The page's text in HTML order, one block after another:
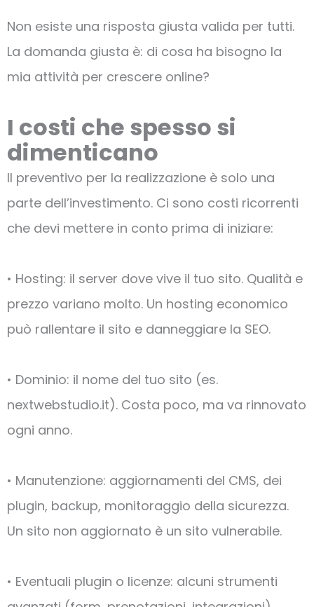
Non esiste una risposta giusta valida per tutti.
La domanda giusta è: di cosa ha bisogno la
mia attività per crescere online?
I costi che spesso si
dimenticano
Il preventivo per la realizzazione è solo una
parte dell’investimento. Ci sono costi ricorrenti
che devi mettere in conto prima di iniziare:
• Hosting: il server dove vive il tuo sito. Qualità e
prezzo variano molto. Un hosting economico
può rallentare il sito e danneggiare la SEO.
• Dominio: il nome del tuo sito (es.
nextwebstudio.it). Costa poco, ma va rinnovato
ogni anno.
• Manutenzione: aggiornamenti del CMS, dei
plugin, backup, monitoraggio della sicurezza.
Un sito non aggiornato è un sito vulnerabile.
• Eventuali plugin o licenze: alcuni strumenti